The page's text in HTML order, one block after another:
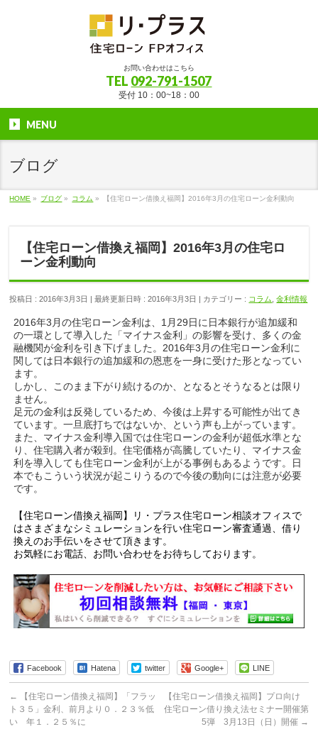
お問い合わせはこちら
TEL 092-791-1507
受付 10：00~18：00
MENU
ブログ
HOME » ブログ » コラム » 【住宅ローン借換え福岡】2016年3月の住宅ローン金利動向
【住宅ローン借換え福岡】2016年3月の住宅ロ
ーン金利動向
投稿日 : 2016年3月3日 最終更新日時 : 2016年3月3日 カテゴリー : コラム ,金利情報
2016年3月の住宅ローン金利は、1月29日に日本銀行が追加緩和
の一環として導入した「マイナス金利」の影響を受け、多くの金
融機関が金利を引き下げました。2016年3月の住宅ローン金利に
関しては日本銀行の追加緩和の恩恵を一身に受けた形となってい
ます。
しかし、このまま下がり続けるのか、となるとそうなるとは限り
ません。
足元の金利は反発しているため、今後は上昇する可能性が出てき
ています。一旦底打ちではないか、という声も上がっています。
また、マイナス金利導入国では住宅ローンの金利が超低水準とな
り、住宅購入者が殺到。住宅価格が高騰していたり、マイナス金
利を導入しても住宅ローン金利が上がる事例もあるようです。日
本でもこういう状況が起こりうるので今後の動向には注意が必要
です。
【住宅ローン借換え福岡】リ・プラス住宅ローン相談オフィスで
はさまざまなシミュレーションを行い住宅ローン審査通過、借り
換えのお手伝いをさせて頂きます。
お気軽にお電話、お問い合わせをお待ちしております。
Facebook Hatena twitter Google+ LINE
←
【住宅ローン借換え福岡】「フラッ
ト３５」金利、前月より０．２３％低
い 年１．２５％に
【住宅ローン借換え福岡】プロ向け
住宅ローン借り換え法セミナー開催第
5弾 3月13日（日）開催 →